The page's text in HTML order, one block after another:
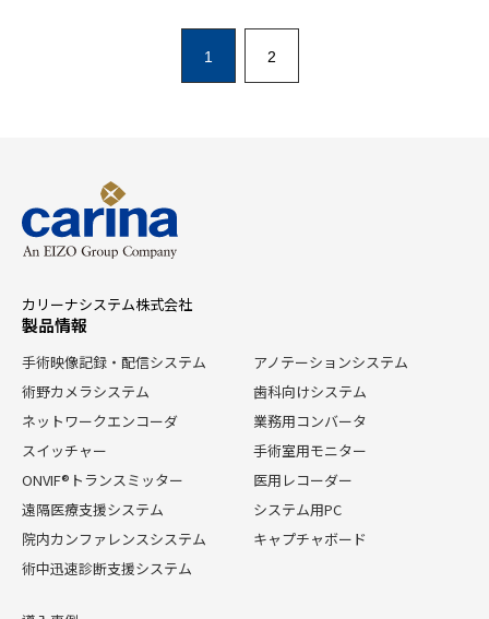
1 2
カリーナシステム株式会社
製品情報
手術映像記録・配信システム
術野カメラシステム
ネットワークエンコーダ
スイッチャー
ONVIF®トランスミッター
遠隔医療支援システム
院内カンファレンスシステム
術中迅速診断支援システム
アノテーションシステム
歯科向けシステム
業務用コンバータ
手術室用モニター
医用レコーダー
システム用PC
キャプチャボード